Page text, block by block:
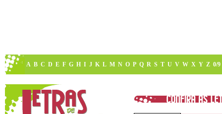
A B C D E F G H I J K L M N O P Q R S T U V W X Y Z 0/9